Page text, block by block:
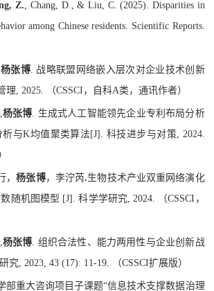
Z. , Chang, D., & Liu, C. (2025). Disparities in
among Chinese residents. Scientific Reports.
杨张博 战略联盟网络嵌入层次对企业技术创新
理 , 2025. （CSSCI ，自科A类，通讯作者）
杨张博
生成式人工智能领先企业专利布局分析
析与K均值聚类算法[J]. 科技进步与对策 , 2024.
，杨张博，李泞芮.生物技术产业双重网络演化
随机图模型 [J].科学学研究 , 2024. （CSSCI ，
杨张博 组织合法性、能力两用性与企业创新战
究 , 2023, 43 (17): 11-19. （CSSCI扩展版）
部重大咨询项目子课题“信息技术支撑数据治理